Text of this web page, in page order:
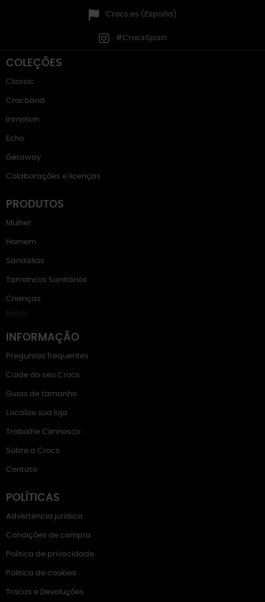
Crocs.es (España)
#CrocsSpain
COLEÇÕES
Classic
Crocband
Inmotion
Echo
Getaway
Colaborações e licenças
PRODUTOS
Mulher
Homem
Sandálias
Tamancos Sanitários
Crianças
Botas
INFORMAÇÃO
Preguntas frequentes
Cuide do seu Crocs
Guias de tamanho
Localize sua loja
Trabalhe Connosco
Sobre a Crocs
Contato
POLÍTICAS
Advertência jurídica
Condições de compra
Política de privacidade
Política de cookies
Trocas e Devoluções